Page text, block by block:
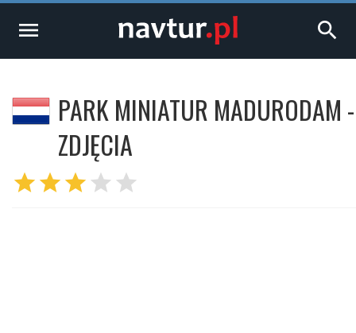
menu search
PARK MINIATUR MADURODAM -
ZDJĘCIA
starstarstar star star